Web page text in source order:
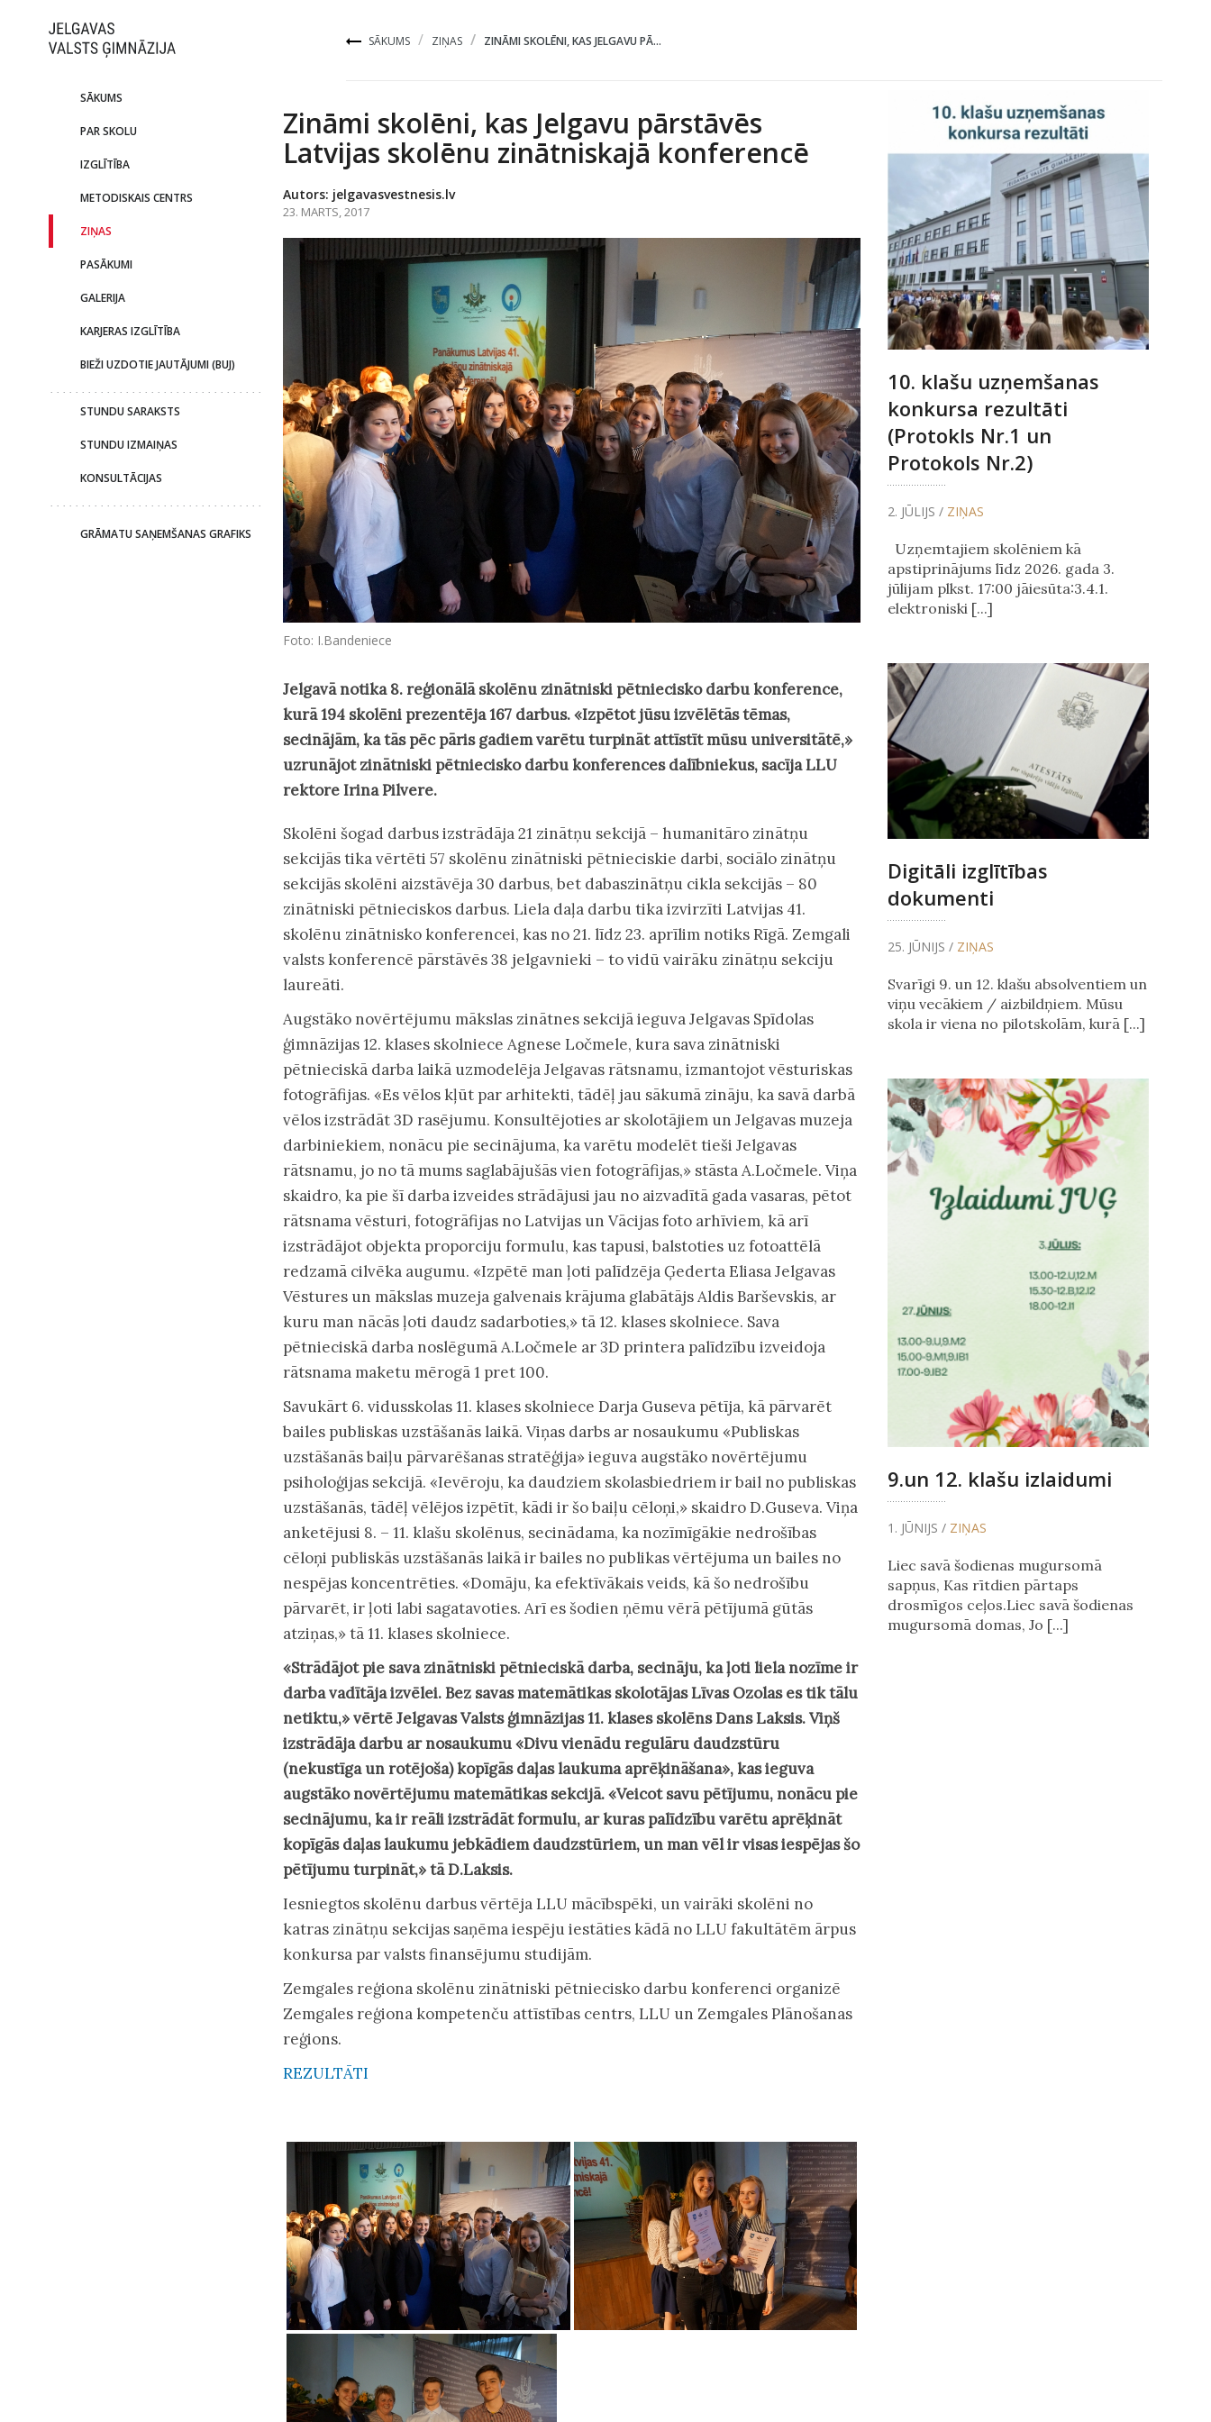
SĀKUMS ZIŅAS ZINĀMI SKOLĒNI, KAS JELGAVU PĀ...
SĀKUMS
PAR SKOLU
IZGLĪTĪBA
METODISKAIS CENTRS
ZIŅAS
PASĀKUMI
GALERIJA
KARJERAS IZGLĪTĪBA
BIEŽI UZDOTIE JAUTĀJUMI (BUJ)
STUNDU SARAKSTS
STUNDU IZMAIŅAS
KONSULTĀCIJAS
GRĀMATU SAŅEMŠANAS GRAFIKS
Zināmi skolēni, kas Jelgavu pārstāvēs
Latvijas skolēnu zinātniskajā konferencē
Autors: jelgavasvestnesis.lv
23. MARTS, 2017
Foto: I.Bandeniece
Jelgavā notika 8. reģionālā skolēnu zinātniski pētniecisko darbu konference,
kurā 194 skolēni prezentēja 167 darbus. «Izpētot jūsu izvēlētās tēmas,
secinājām, ka tās pēc pāris gadiem varētu turpināt attīstīt mūsu universitātē,»
uzrunājot zinātniski pētniecisko darbu konferences dalībniekus, sacīja LLU
rektore Irina Pilvere.
Skolēni šogad darbus izstrādāja 21 zinātņu sekcijā – humanitāro zinātņu
sekcijās tika vērtēti 57 skolēnu zinātniski pētnieciskie darbi, sociālo zinātņu
sekcijās skolēni aizstāvēja 30 darbus, bet dabaszinātņu cikla sekcijās – 80
zinātniski pētnieciskos darbus. Liela daļa darbu tika izvirzīti Latvijas 41.
skolēnu zinātnisko konferencei, kas no 21. līdz 23. aprīlim notiks Rīgā. Zemgali
valsts konferencē pārstāvēs 38 jelgavnieki – to vidū vairāku zinātņu sekciju
laureāti.
Augstāko novērtējumu mākslas zinātnes sekcijā ieguva Jelgavas Spīdolas
ģimnāzijas 12. klases skolniece Agnese Ločmele, kura sava zinātniski
pētnieciskā darba laikā uzmodelēja Jelgavas rātsnamu, izmantojot vēsturiskas
fotogrāfijas. «Es vēlos kļūt par arhitekti, tādēļ jau sākumā zināju, ka savā darbā
vēlos izstrādāt 3D rasējumu. Konsultējoties ar skolotājiem un Jelgavas muzeja
darbiniekiem, nonācu pie secinājuma, ka varētu modelēt tieši Jelgavas
rātsnamu, jo no tā mums saglabājušās vien fotogrāfijas,» stāsta A.Ločmele. Viņa
skaidro, ka pie šī darba izveides strādājusi jau no aizvadītā gada vasaras, pētot
rātsnama vēsturi, fotogrāfijas no Latvijas un Vācijas foto arhīviem, kā arī
izstrādājot objekta proporciju formulu, kas tapusi, balstoties uz fotoattēlā
redzamā cilvēka augumu. «Izpētē man ļoti palīdzēja Ģederta Eliasa Jelgavas
Vēstures un mākslas muzeja galvenais krājuma glabātājs Aldis Barševskis, ar
kuru man nācās ļoti daudz sadarboties,» tā 12. klases skolniece. Sava
pētnieciskā darba noslēgumā A.Ločmele ar 3D printera palīdzību izveidoja
rātsnama maketu mērogā 1 pret 100.
Savukārt 6. vidusskolas 11. klases skolniece Darja Guseva pētīja, kā pārvarēt
bailes publiskas uzstāšanās laikā. Viņas darbs ar nosaukumu «Publiskas
uzstāšanās baiļu pārvarēšanas stratēģija» ieguva augstāko novērtējumu
psiholoģijas sekcijā. «Ievēroju, ka daudziem skolasbiedriem ir bail no publiskas
uzstāšanās, tādēļ vēlējos izpētīt, kādi ir šo baiļu cēloņi,» skaidro D.Guseva. Viņa
anketējusi 8. – 11. klašu skolēnus, secinādama, ka nozīmīgākie nedrošības
cēloņi publiskās uzstāšanās laikā ir bailes no publikas vērtējuma un bailes no
nespējas koncentrēties. «Domāju, ka efektīvākais veids, kā šo nedrošību
pārvarēt, ir ļoti labi sagatavoties. Arī es šodien ņēmu vērā pētījumā gūtās
atziņas,» tā 11. klases skolniece.
«Strādājot pie sava zinātniski pētnieciskā darba, secināju, ka ļoti liela nozīme ir
darba vadītāja izvēlei. Bez savas matemātikas skolotājas Līvas Ozolas es tik tālu
netiktu,» vērtē Jelgavas Valsts ģimnāzijas 11. klases skolēns Dans Laksis. Viņš
izstrādāja darbu ar nosaukumu «Divu vienādu regulāru daudzstūru
(nekustīga un rotējoša) kopīgās daļas laukuma aprēķināšana», kas ieguva
augstāko novērtējumu matemātikas sekcijā. «Veicot savu pētījumu, nonācu pie
secinājumu, ka ir reāli izstrādāt formulu, ar kuras palīdzību varētu aprēķināt
kopīgās daļas laukumu jebkādiem daudzstūriem, un man vēl ir visas iespējas šo
pētījumu turpināt,» tā D.Laksis.
Iesniegtos skolēnu darbus vērtēja LLU mācībspēki, un vairāki skolēni no
katras zinātņu sekcijas saņēma iespēju iestāties kādā no LLU fakultātēm ārpus
konkursa par valsts finansējumu studijām.
Zemgales reģiona skolēnu zinātniski pētniecisko darbu konferenci organizē
Zemgales reģiona kompetenču attīstības centrs, LLU un Zemgales Plānošanas
reģions.
REZULTĀTI
10. klašu uzņemšanas
konkursa rezultāti
(Protokls Nr.1 un
Protokols Nr.2)
2. JŪLIJS / ZIŅAS
Uzņemtajiem skolēniem kā
apstiprinājums līdz 2026. gada 3.
jūlijam plkst. 17:00 jāiesūta:3.4.1.
elektroniski [...]
Digitāli izglītības
dokumenti
25. JŪNIJS / ZIŅAS
Svarīgi 9. un 12. klašu absolventiem un
viņu vecākiem / aizbildņiem. Mūsu
skola ir viena no pilotskolām, kurā [...]
9.un 12. klašu izlaidumi
1. JŪNIJS / ZIŅAS
Liec savā šodienas mugursomā
sapņus, Kas rītdien pārtaps
drosmīgos ceļos.Liec savā šodienas
mugursomā domas, Jo [...]